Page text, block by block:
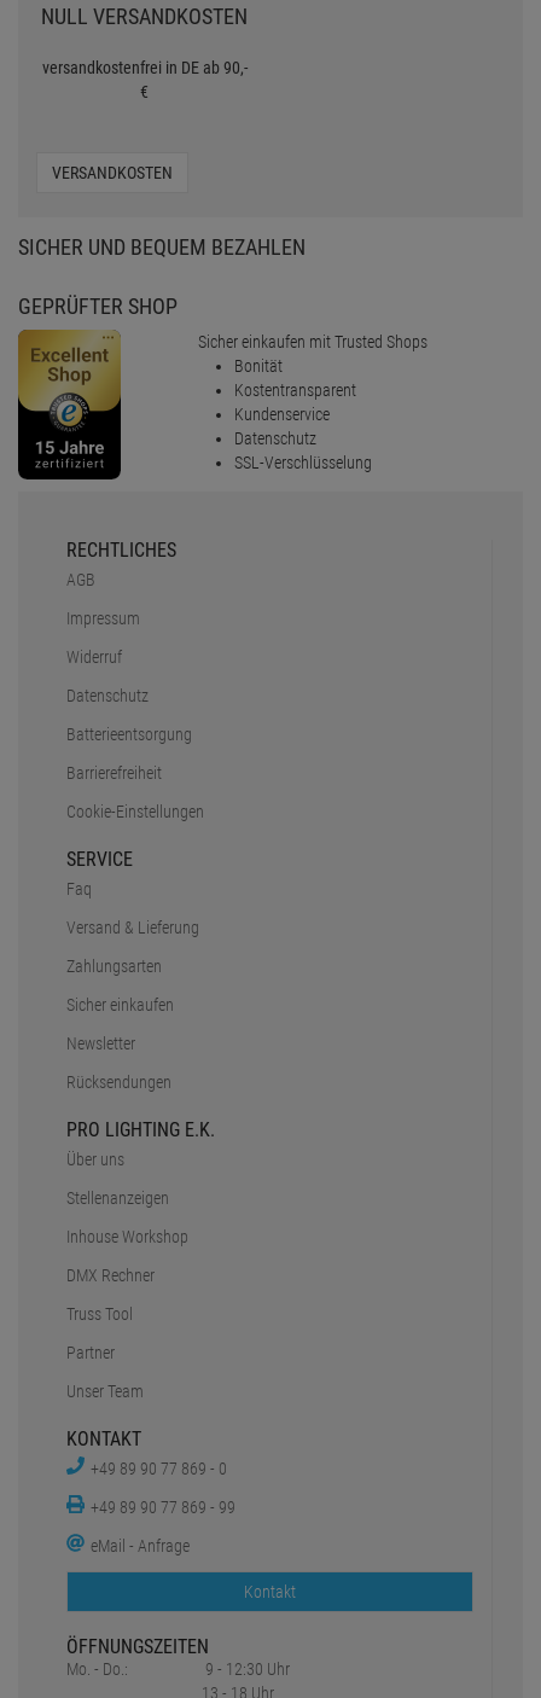
NULL VERSANDKOSTEN
versandkostenfrei in DE ab 90,-
€
VERSANDKOSTEN
SICHER UND BEQUEM BEZAHLEN
GEPRÜFTER SHOP
Sicher einkaufen mit Trusted Shops
Bonität
Kostentransparent
Kundenservice
Datenschutz
SSL-Verschlüsselung
RECHTLICHES
AGB
Impressum
Widerruf
Datenschutz
Batterieentsorgung
Barrierefreiheit
Cookie-Einstellungen
SERVICE
Faq
Versand & Lieferung
Zahlungsarten
Sicher einkaufen
Newsletter
Rücksendungen
PRO LIGHTING E.K.
Über uns
Stellenanzeigen
Inhouse Workshop
DMX Rechner
Truss Tool
Partner
Unser Team
KONTAKT
+49 89 90 77 869 - 0
+49 89 90 77 869 - 99
eMail - Anfrage
Kontakt
ÖFFNUNGSZEITEN
Mo. - Do.:
9 - 12:30 Uhr
13 - 18 Uhr